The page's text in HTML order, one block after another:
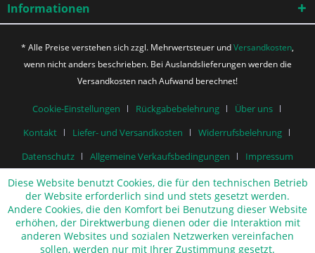
Informationen
* Alle Preise verstehen sich zzgl. Mehrwertsteuer undVersandkosten,
wenn nicht anders beschrieben. Bei Auslandslieferungen werden die
Versandkosten nach Aufwand berechnet!
Cookie-Einstellungen Rückgabebelehrung
Über uns
Kontakt
Liefer- und Versandkosten
Widerrufsbelehrung
Datenschutz
Allgemeine Verkaufsbedingungen Impressum
Diese Website benutzt Cookies, die für den technischen Betrieb
der Website erforderlich sind und stets gesetzt werden.
Andere Cookies, die den Komfort bei Benutzung dieser Website
erhöhen, der Direktwerbung dienen oder die Interaktion mit
anderen Websites und sozialen Netzwerken vereinfachen
sollen, werden nur mit Ihrer Zustimmung gesetzt.